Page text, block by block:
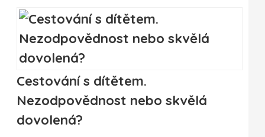
Cestování s dítětem.
Nezodpovědnost nebo skvělá
dovolená?